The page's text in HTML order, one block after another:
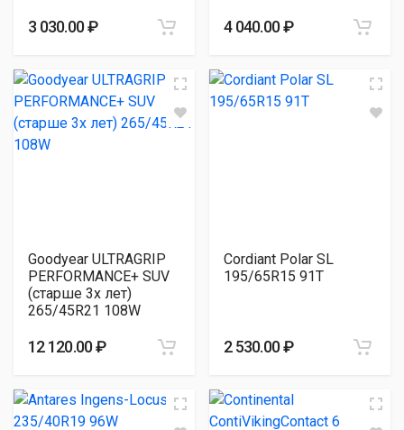
3 030.00 ₽ 4 040.00 ₽
Goodyear ULTRAGRIP
PERFORMANCE+ SUV
(старше 3х лет)
265/45R21 108W
12 120.00 ₽
Cordiant Polar SL
195/65R15 91T
2 530.00 ₽